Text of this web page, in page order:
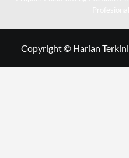
Copyright © Harian Terkini